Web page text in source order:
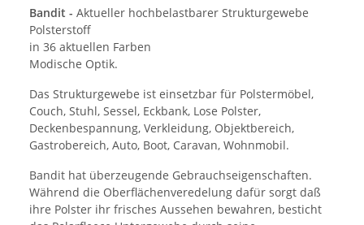
Bandit - Aktueller hochbelastbarer Strukturgewebe
Polsterstoff
in 36 aktuellen Farben
Modische Optik.
Das Strukturgewebe ist einsetzbar für Polstermöbel,
Couch, Stuhl, Sessel, Eckbank, Lose Polster,
Deckenbespannung, Verkleidung, Objektbereich,
Gastrobereich, Auto, Boot, Caravan, Wohnmobil.
Bandit hat überzeugende Gebrauchseigenschaften.
Während die Oberflächenveredelung dafür sorgt daß
ihre Polster ihr frisches Aussehen bewahren, besticht